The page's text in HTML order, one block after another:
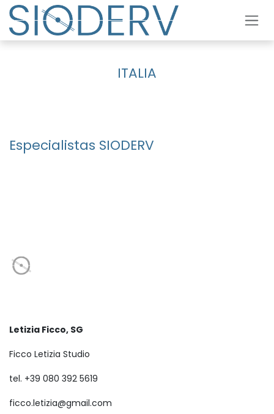
Ir al contenido
ITALIA
Especialistas SIODERV
Letizia Ficco, SG
Ficco Letizia Studio
tel. +39 080 392 5619
ficco.letizia@gmail.com